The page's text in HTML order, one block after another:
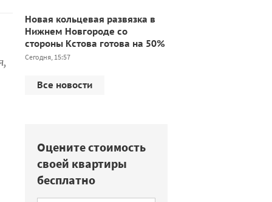
Новая кольцевая развязка в
Нижнем Новгороде со
стороны Кстова готова на 50%
Сегодня, 15:57
Все новости
Оцените стоимость
своей квартиры
бесплатно